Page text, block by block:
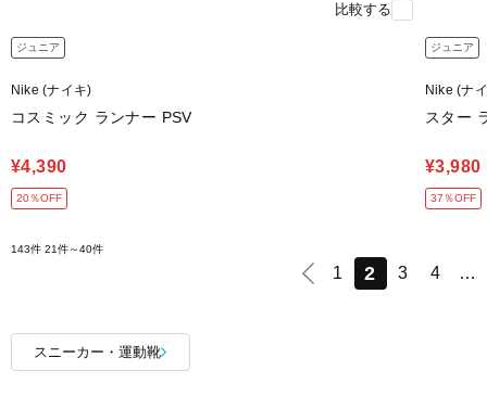
比較する
ジュニア
Nike (ナイキ)
コスミック ランナー PSV
¥4,390
20％OFF
ジュニア
Nike (ナ
スター
¥3,980
37％OFF
143件 21件～40件
1 2 3 4 …
スニーカー・運動靴